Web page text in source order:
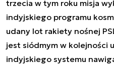
trzecia w tym roku misja
indyjskiego programu
udany lot rakiety nośnej
jest siódmym w kolejności
indyjskiego systemu